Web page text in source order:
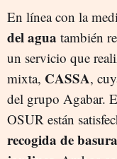
En línea con la
del agua también
un servicio que
mixta, CASSA,
del grupo Agabar.
OSUR están
recogida de